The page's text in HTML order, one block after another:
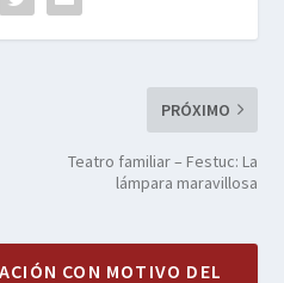
PRÓXIMO
Teatro familiar – Festuc: La
lámpara maravillosa
CON MOTIVO DEL